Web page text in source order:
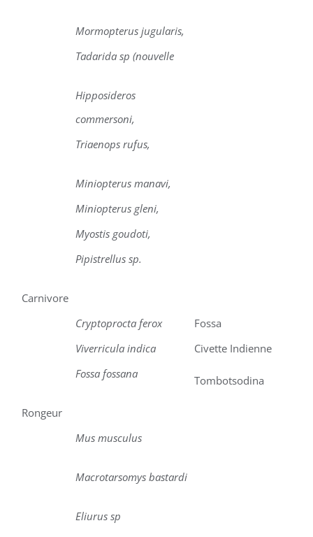
Mormopterus jugularis,
Tadarida sp (nouvelle
Hipposideros
commersoni,
Triaenops rufus,
Miniopterus manavi,
Miniopterus gleni,
Myostis goudoti,
Pipistrellus sp.
Carnivore
Cryptoprocta ferox
Fossa
Viverricula indica
Civette Indienne
Fossa fossana
Tombotsodina
Rongeur
Mus musculus
Macrotarsomys bastardi
Eliurus sp